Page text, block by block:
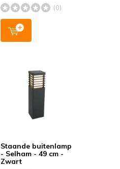
(0)
Staande buitenlamp
- Selham - 49 cm -
Zwart